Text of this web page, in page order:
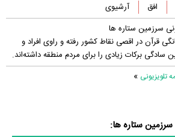
افق
آرشیوی
سرزمین ستاره ها
در اقصی نقاط کشور رفته و راوی افراد و
برکات زیادی را برای مردم منطقه داشته‌اند.
تلویزیونی »
ستاره ها: